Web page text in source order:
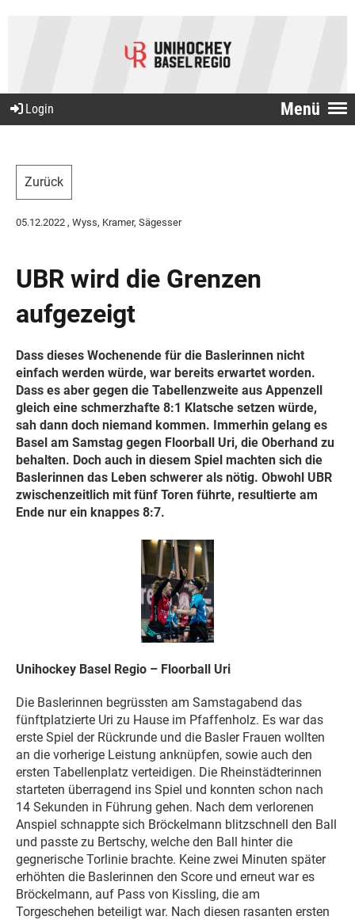
Menü
Login
Zurück
05.12.2022 , Wyss, Kramer, Sägesser
UBR wird die Grenzen
aufgezeigt
Dass dieses Wochenende für die Baslerinnen nicht
einfach werden würde, war bereits erwartet worden.
Dass es aber gegen die Tabellenzweite aus Appenzell
gleich eine schmerzhafte 8:1 Klatsche setzen würde,
sah dann doch niemand kommen. Immerhin gelang es
Basel am Samstag gegen Floorball Uri, die Oberhand zu
behalten. Doch auch in diesem Spiel machten sich die
Baslerinnen das Leben schwerer als nötig. Obwohl UBR
zwischenzeitlich mit fünf Toren führte, resultierte am
Ende nur ein knappes 8:7.
Unihockey Basel Regio – Floorball Uri
Die Baslerinnen begrüssten am Samstagabend das
fünftplatzierte Uri zu Hause im Pfaffenholz. Es war das
erste Spiel der Rückrunde und die Basler Frauen wollten
an die vorherige Leistung anknüpfen, sowie auch den
ersten Tabellenplatz verteidigen. Die Rheinstädterinnen
starteten überragend ins Spiel und konnten schon nach
14 Sekunden in Führung gehen. Nach dem verlorenen
Anspiel schnappte sich Bröckelmann blitzschnell den Ball
und passte zu Bertschy, welche den Ball hinter die
gegnerische Torlinie brachte. Keine zwei Minuten später
erhöhten die Baslerinnen den Score und erneut war es
Bröckelmann, auf Pass von Kissling, die am
Torgeschehen beteiligt war. Nach diesen rasanten ersten